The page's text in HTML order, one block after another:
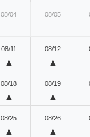
08/04 08/05
08/11
▲
08/12
▲
08/18
▲
08/19
▲
08/25
▲
08/26
▲